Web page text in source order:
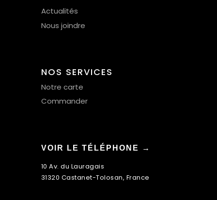
Actualités
Nous joindre
NOS SERVICES
Notre carte
Commander
VOIR LE TÉLÉPHONE →
10 Av. du Lauragais
31320 Castanet-Tolosan, France